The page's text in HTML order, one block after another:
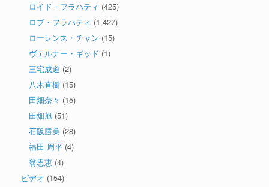
ロイド・フラハティ (425)
ロブ・フラハティ (1,427)
ローレンス・チャン (15)
ヴェルナー・ギッド (1)
三宅成道 (2)
八木直樹 (15)
田畑奈々 (15)
田畑旭 (51)
石阪勝美 (28)
福田 周平 (4)
翁思恵 (4)
ビデオ (154)